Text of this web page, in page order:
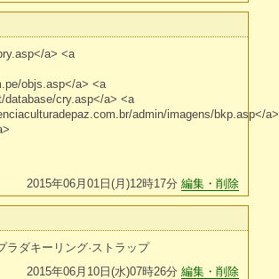
a> <a
objs.asp</a> <a
database/cry.asp</a> <a
admin/imagens/bkp.asp</a>
2015年06月01日(月)12時17分 編集・削除
ダキーリング·ストラップ
2015年06月10日(水)07時26分 編集・削除